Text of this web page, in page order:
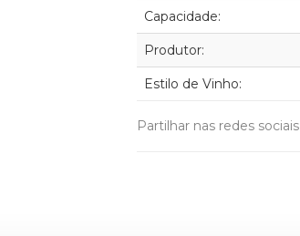
Capacidade:
Produtor:
Estilo de Vinho:
Partilhar nas redes sociais